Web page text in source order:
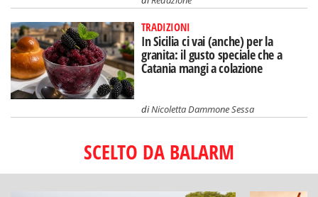
TRADIZIONI
In Sicilia ci vai (anche) per la
granita: il gusto speciale che a
Catania mangi a colazione
diNicoletta Dammone Sessa
SCELTO DA BALARM